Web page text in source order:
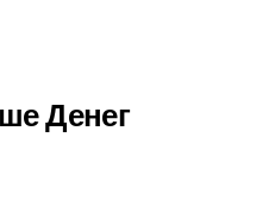
Денег